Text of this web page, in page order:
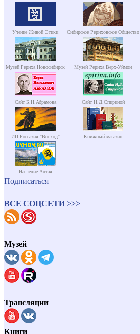
Учение Живой Этики Сибирское Рериховское Общество
Музей Рериха Новосибирск Музей Рериха Верх-Уймон
Сайт Б.Н.Абрамова Сайт Н.Д.Спириной
ИЦ Россазия "Восход" Книжный магазин
Наследие Алтая
Подписаться
ВСЕ СОЦСЕТИ >>>
Музей
Трансляции
Книги